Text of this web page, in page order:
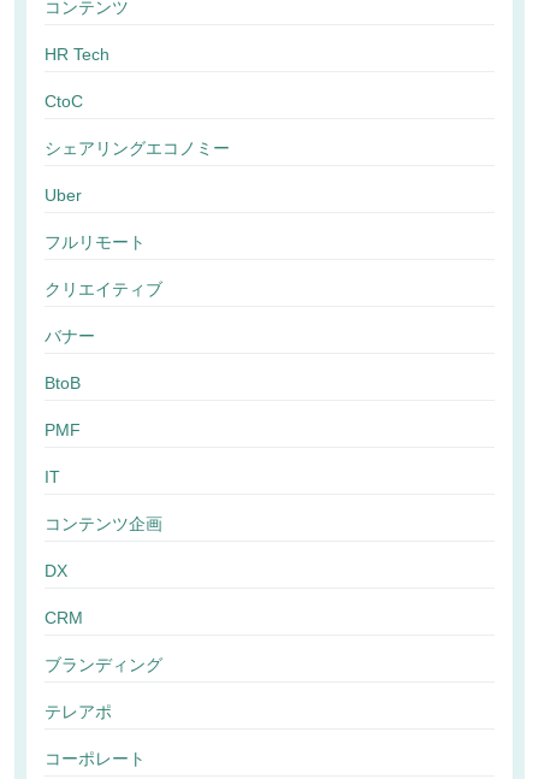
コンテンツ
HR Tech
CtoC
シェアリングエコノミー
Uber
フルリモート
クリエイティブ
バナー
BtoB
PMF
IT
コンテンツ企画
DX
CRM
ブランディング
テレアポ
コーポレート